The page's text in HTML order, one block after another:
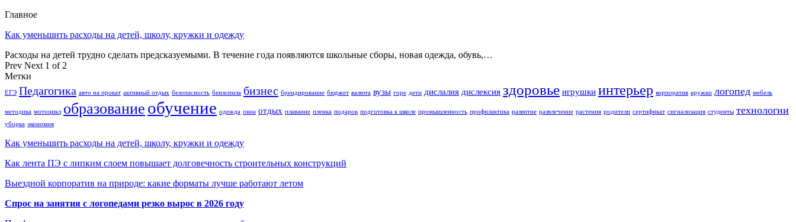
Главное
Как уменьшить расходы на детей, школу, кружки и одежду
Расходы на детей трудно сделать предсказуемыми. В течение года появляются школьные сборы, новая одежда, обувь,…
Prev Next 1 of 2
Метки
ЕГЭ Педагогика авто на прокат активный отдых безопасность бензопила бизнес брендирование бюджет валюта вузы горе дети дислалия дислексия здоровье игрушки интерьер корпоратив кружки логопед мебель
методика мотоцикл образование обучение одежда окна отдых плавание пленка подарок подготовка к школе промышленность профилактика развитие развлечение растения родители сертификат сигнализация студенты технологии
уборка экономия
Как уменьшить расходы на детей, школу, кружки и одежду
Как лента ПЭ с липким слоем повышает долговечность строительных конструкций
Выездной корпоратив на природе: какие форматы лучше работают летом
Спрос на занятия с логопедами резко вырос в 2026 году